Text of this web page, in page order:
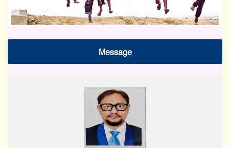
Message